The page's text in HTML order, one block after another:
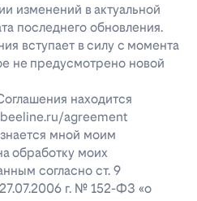
изменений в актуальной
последнего обновления.
вступает в силу с момента
не предусмотрено новой
находится
agreement
мной моим
обработку моих
согласно ст. 9
г. № 152-ФЗ «о